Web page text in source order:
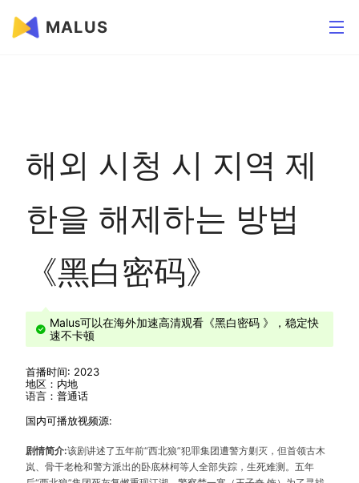
MALUS
해외 시청 시 지역 제
한을 해제하는 방법
《黑白密码》
Malus可以在海外加速高清观看《黑白密码 》，稳定快
速不卡顿
首播时间: 2023
地区：内地
语言：普通话
国内可播放视频源:
剧情简介:该剧讲述了五年前“西北狼”犯罪集团遭警方剿灭，但首领古木
岚、骨干老枪和警方派出的卧底林柯等人全部失踪，生死难测。五年